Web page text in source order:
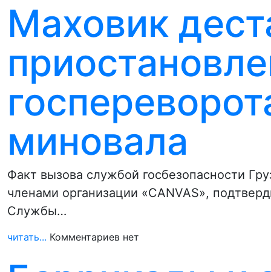
Маховик
миновала
Факт вызова службой госбезопасности
членами организации «CANVAS»,
Службы…
читать... Комментариев нет